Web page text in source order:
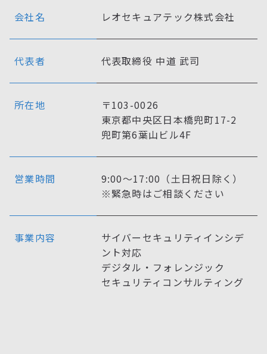
会社名 レオセキュアテック株式会社
代表者 代表取締役 中道 武司
所在地
〒103-0026
東京都中央区日本橋兜町17-2
兜町第6葉山ビル4F
営業時間
9:00～17:00（土日祝日除く）
※緊急時はご相談ください
事業内容
サイバーセキュリティインシデ
ント対応
デジタル・フォレンジック
セキュリティコンサルティング